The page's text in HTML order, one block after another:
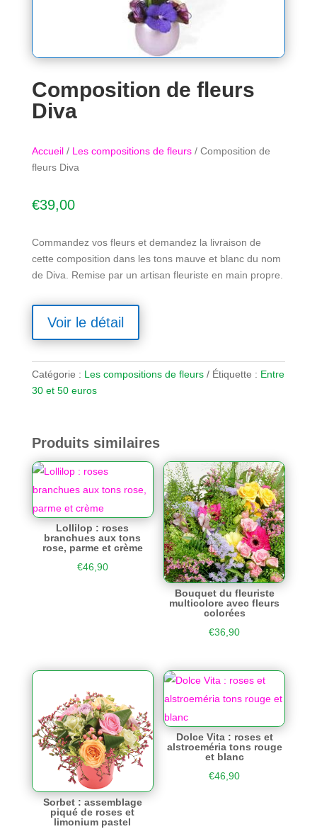
Composition de fleurs
Diva
Accueil/ Les compositions de fleurs/ Composition de
fleurs Diva
€39,00
Commandez vos fleurs et demandez la livraison de
cette composition dans les tons mauve et blanc du nom
de Diva. Remise par un artisan fleuriste en main propre.
Voir le détail
Catégorie : Les compositions de fleurs Étiquette : Entre
30 et 50 euros
Produits similaires
Lollilop : roses
branchues aux tons
rose, parme et crème
€46,90
Bouquet du fleuriste
multicolore avec fleurs
colorées
€36,90
Sorbet : assemblage
piqué de roses et
limonium pastel
Dolce Vita : roses et
alstroeméria tons rouge
et blanc
€46,90